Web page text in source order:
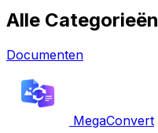
Alle Categorieën
Documenten
MegaConvert